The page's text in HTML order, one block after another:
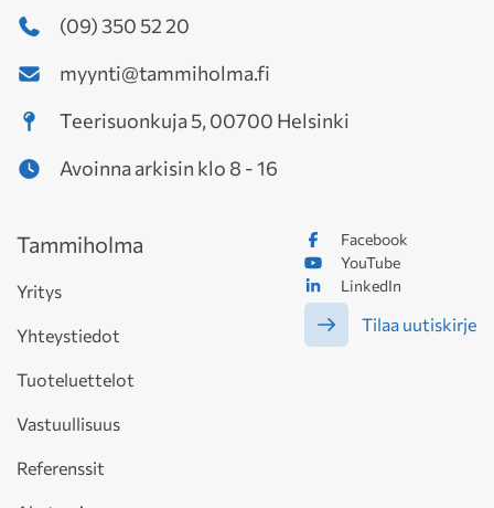
(09) 350 52 20
myynti@tammiholma.fi
Teerisuonkuja 5, 00700 Helsinki
Avoinna arkisin klo 8 - 16
Facebook
YouTube
LinkedIn
Tilaa uutiskirje
Tammiholma
Yritys
Yhteystiedot
Tuoteluettelot
Vastuullisuus
Referenssit